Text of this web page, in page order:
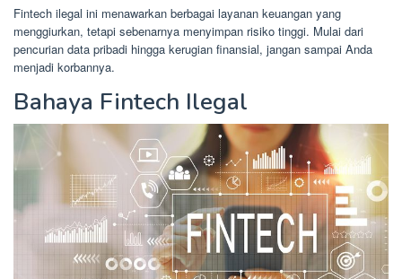
Fintech ilegal ini menawarkan berbagai layanan keuangan yang
menggiurkan, tetapi sebenarnya menyimpan risiko tinggi. Mulai dari
pencurian data pribadi hingga kerugian finansial, jangan sampai Anda
menjadi korbannya.
Bahaya Fintech Ilegal